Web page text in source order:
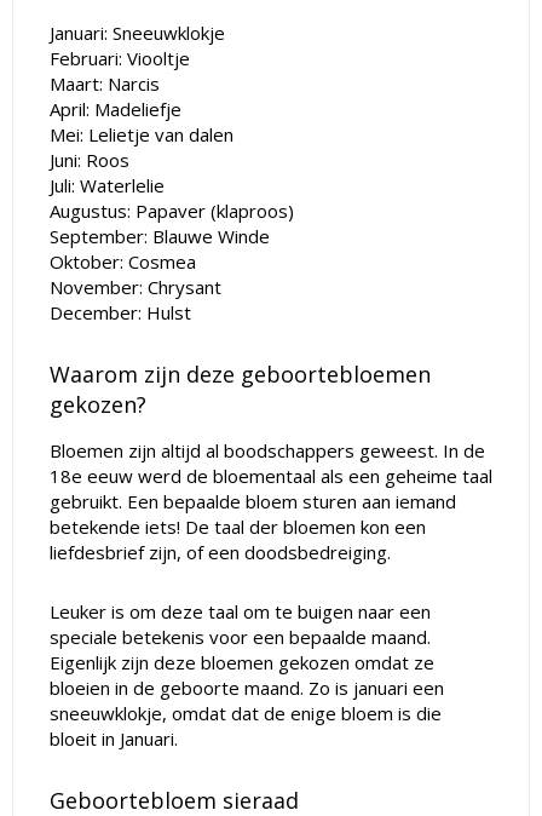
Januari: Sneeuwklokje
Februari: Viooltje
Maart: Narcis
April: Madeliefje
Mei: Lelietje van dalen
Juni: Roos
Juli: Waterlelie
Augustus: Papaver (klaproos)
September: Blauwe Winde
Oktober: Cosmea
November: Chrysant
December: Hulst
Waarom zijn deze geboortebloemen
gekozen?
Bloemen zijn altijd al boodschappers geweest. In de
18e eeuw werd de bloementaal als een geheime taal
gebruikt. Een bepaalde bloem sturen aan iemand
betekende iets! De taal der bloemen kon een
liefdesbrief zijn, of een doodsbedreiging.
Leuker is om deze taal om te buigen naar een
speciale betekenis voor een bepaalde maand.
Eigenlijk zijn deze bloemen gekozen omdat ze
bloeien in de geboorte maand. Zo is januari een
sneeuwklokje, omdat dat de enige bloem is die
bloeit in Januari.
Geboortebloem sieraad